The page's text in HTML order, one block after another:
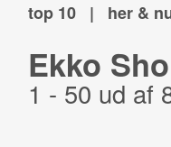
top 10 | her &
Ekko
1 - 50 ud af